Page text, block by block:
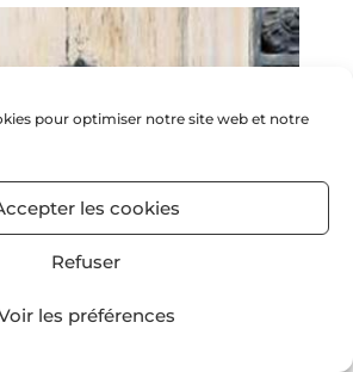
pour optimiser notre site web et notre
les cookies
Refuser
les préférences